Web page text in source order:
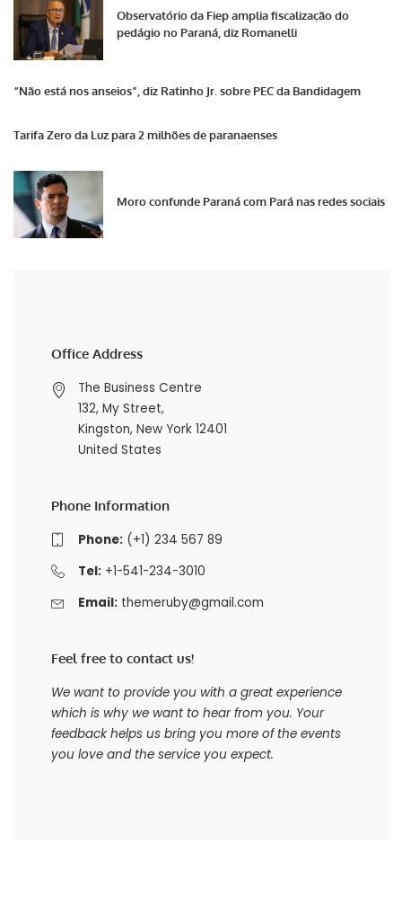
Observatório da Fiep amplia fiscalização do
pedágio no Paraná, diz Romanelli
“Não está nos anseios”, diz Ratinho Jr. sobre PEC da Bandidagem
Tarifa Zero da Luz para 2 milhões de paranaenses
Moro confunde Paraná com Pará nas redes sociais
Office Address
The Business Centre
132, My Street,
Kingston, New York 12401
United States
Phone Information
Phone:(+1) 234 567 89
Tel:+1-541-234-3010
Email: themeruby@gmail.com
Feel free to contact us!
We want to provide you with a great experience
which is why we want to hear from you. Your
feedback helps us bring you more of the events
you love and the service you expect.